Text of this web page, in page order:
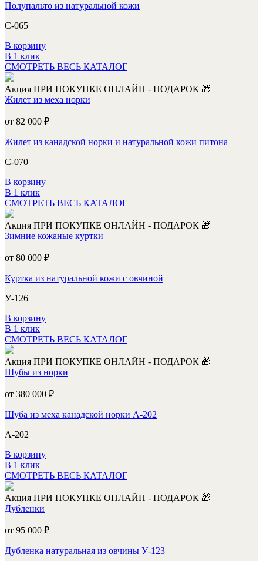
Полупальто из натуральной кожи
С-065
В корзину
В 1 клик
СМОТРЕТЬ ВЕСЬ КАТАЛОГ
Акция ПРИ ПОКУПКЕ ОНЛАЙН - ПОДАРОК 🎁
Жилет из меха норки
от 82 000 ₽
Жилет из канадской норки и натуральной кожи питона
С-070
В корзину
В 1 клик
СМОТРЕТЬ ВЕСЬ КАТАЛОГ
Акция ПРИ ПОКУПКЕ ОНЛАЙН - ПОДАРОК 🎁
Зимние кожаные куртки
от 80 000 ₽
Куртка из натуральной кожи с овчиной
У-126
В корзину
В 1 клик
СМОТРЕТЬ ВЕСЬ КАТАЛОГ
Акция ПРИ ПОКУПКЕ ОНЛАЙН - ПОДАРОК 🎁
Шубы из норки
от 380 000 ₽
Шуба из меха канадской норки А-202
А-202
В корзину
В 1 клик
СМОТРЕТЬ ВЕСЬ КАТАЛОГ
Акция ПРИ ПОКУПКЕ ОНЛАЙН - ПОДАРОК 🎁
Дубленки
от 95 000 ₽
Дубленка натуральная из овчины У-123